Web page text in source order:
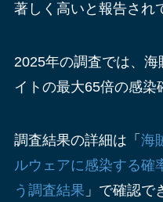
著しく高いと報告され
2025年の調査では、
イトの最大65倍の感染
調査結果の詳細は「 海
ルウェアに感染する確
う調査結果 」で確認で